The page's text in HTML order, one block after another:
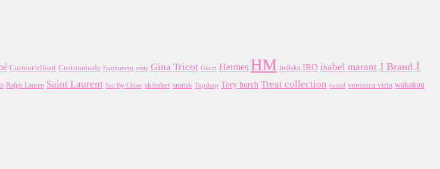
Current/elliott Custommade Equipment essie Gina Tricot Gucci Hermes HM Indiska IRO isabel marant J Brand J
Ralph Lauren Saint Laurent See By Chloe skönhet smink Topshop Tory burch Treat collection tweed veronica virta wakakuu